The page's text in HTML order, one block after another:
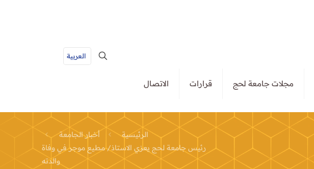
مجلات جامعة لحج قرارات الاتصال
العربية
الرئيسية
أخبار الجامعة
رئيس جامعة لحج يعزي الاستاذ/ مطيع موجر في وفاة
والدته